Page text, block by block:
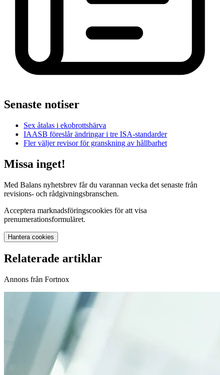
Senaste notiser
Sex åtalas i ekobrottshärva
IAASB föreslår ändringar i tre ISA-standarder
Fler väljer revisor för granskning av hållbarhet
Missa inget!
Med Balans nyhetsbrev får du varannan vecka det senaste från
revisions- och rådgivningsbranschen.
Acceptera marknadsföringscookies för att visa
prenumerationsformuläret.
Hantera cookies
Relaterade artiklar
Annons från Fortnox